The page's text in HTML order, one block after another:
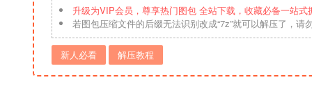
升级为VIP会员，尊享热门图包 全站下载，收藏必备一站式
若图包压缩文件的后缀无法识别改成“7z”就可以解压了，请
新人必看 解压教程